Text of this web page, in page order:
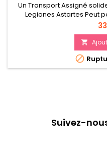
Un Transport Assigné
Legiones Astartes Peut
Légionnaires à travers le
l'abri Améliorez votre
d'armes


Suivez-